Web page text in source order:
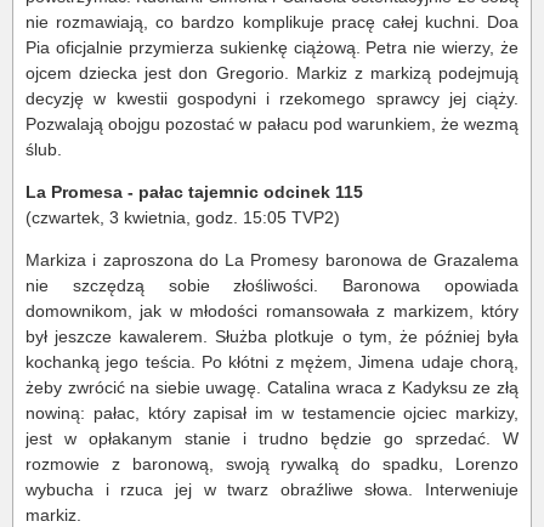
nie rozmawiają, co bardzo komplikuje pracę całej kuchni. Doa
Pia oficjalnie przymierza sukienkę ciążową. Petra nie wierzy, że
ojcem dziecka jest don Gregorio. Markiz z markizą podejmują
decyzję w kwestii gospodyni i rzekomego sprawcy jej ciąży.
Pozwalają obojgu pozostać w pałacu pod warunkiem, że wezmą
ślub.
La Promesa - pałac tajemnic odcinek 115
(czwartek, 3 kwietnia, godz. 15:05 TVP2)
Markiza i zaproszona do La Promesy baronowa de Grazalema
nie szczędzą sobie złośliwości. Baronowa opowiada
domownikom, jak w młodości romansowała z markizem, który
był jeszcze kawalerem. Służba plotkuje o tym, że później była
kochanką jego teścia. Po kłótni z mężem, Jimena udaje chorą,
żeby zwrócić na siebie uwagę. Catalina wraca z Kadyksu ze złą
nowiną: pałac, który zapisał im w testamencie ojciec markizy,
jest w opłakanym stanie i trudno będzie go sprzedać. W
rozmowie z baronową, swoją rywalką do spadku, Lorenzo
wybucha i rzuca jej w twarz obraźliwe słowa. Interweniuje
markiz.